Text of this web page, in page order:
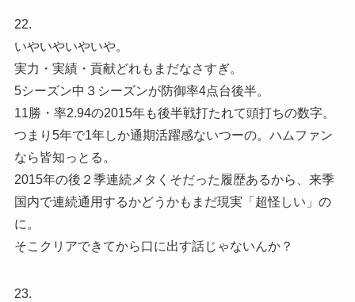
22.
いやいやいやいや。
実力・実績・貢献どれもまだなさすぎ。
5シーズン中３シーズンが防御率4点台後半。
11勝・率2.94の2015年も後半戦打たれて頭打ちの数字。
つまり5年で1年しか通期活躍感ないつーの。ハムファン
なら皆知っとる。
2015年の後２季連続メタくそだった履歴あるから、来季
国内で連続通用するかどうかもまだ現実「超怪しい」の
に。
そこクリアできてから口に出す話じゃないんか？
23.